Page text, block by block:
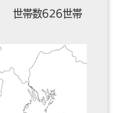
世帯数626世帯